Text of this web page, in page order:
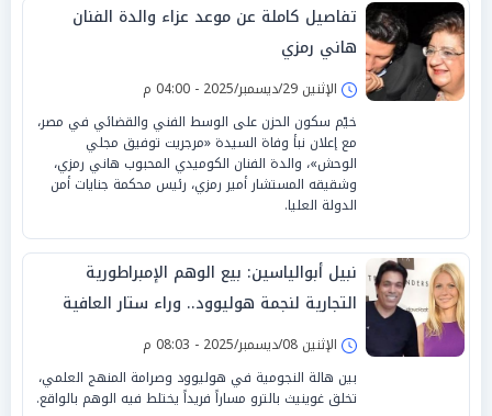
تفاصيل كاملة عن موعد عزاء والدة الفنان
هاني رمزي
الإثنين 29/ديسمبر/2025 - 04:00 م
خيّم سكون الحزن على الوسط الفني والقضائي في مصر،
مع إعلان نبأ وفاة السيدة «مرجريت توفيق مجلي
الوحش»، والدة الفنان الكوميدي المحبوب هاني رمزي،
وشقيقه المستشار أمير رمزي، رئيس محكمة جنايات أمن
الدولة العليا.
نبيل أبوالياسين: بيع الوهم الإمبراطورية
التجارية لنجمة هوليوود.. وراء ستار العافية
الإثنين 08/ديسمبر/2025 - 08:03 م
بين هالة النجومية في هوليوود وصرامة المنهج العلمي،
تخلق غوينيث بالترو مساراً فريداً يختلط فيه الوهم بالواقع.